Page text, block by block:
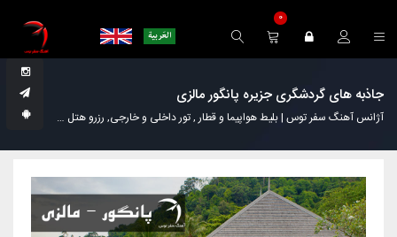
0
جاذبه های گردشگری جزیره پانگور مالزی
آژانس آهنگ سفر توس | بلیط هواپیما و قطار , تور داخلی و خارجی, رزرو هتل مجله